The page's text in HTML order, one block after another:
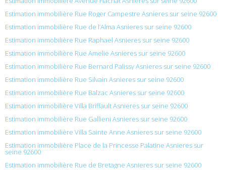
Estimation immobilière Rue Roger Campestre Asnieres sur seine 92600
Estimation immobilière Rue de l’Alma Asnieres sur seine 92600
Estimation immobilière Rue Raphael Asnieres sur seine 92600
Estimation immobilière Rue Amelie Asnieres sur seine 92600
Estimation immobilière Rue Bernard Palissy Asnieres sur seine 92600
Estimation immobilière Rue Silvain Asnieres sur seine 92600
Estimation immobilière Rue Balzac Asnieres sur seine 92600
Estimation immobilière Villa Briffault Asnieres sur seine 92600
Estimation immobilière Rue Gallieni Asnieres sur seine 92600
Estimation immobilière Villa Sainte Anne Asnieres sur seine 92600
Estimation immobilière Place de la Princesse Palatine Asnieres sur
seine 92600
Estimation immobilière Rue de Bretagne Asnieres sur seine 92600